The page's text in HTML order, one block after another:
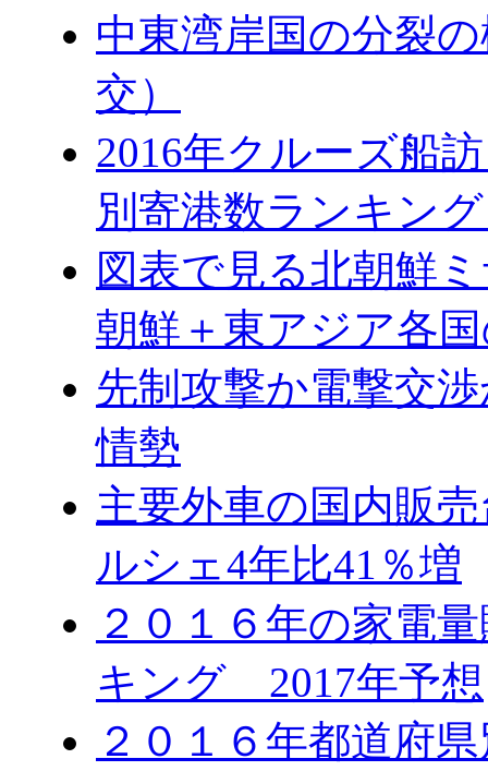
中東湾岸国の分裂
交）
2016年クルーズ船
別寄港数ランキン
図表で見る北朝鮮
朝鮮＋東アジア各
先制攻撃か電撃交
情勢
主要外車の国内販
ルシェ4年比41％増
２０１６年の家電
キング 2017年予想
２０１６年都道府